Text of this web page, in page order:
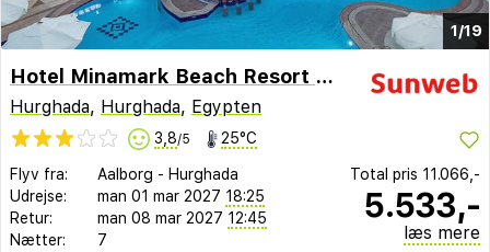
1/19
Hotel Minamark Beach Resort & Spa
Hurghada, Hurghada, Egypten
3,8/5 25°C
Flyv fra: Aalborg - Hurghada
Udrejse:
man 01 mar 2027 18:25
Retur:
man 08 mar 2027 12:45
Nætter:
7
Total pris 11.066,-
5.533,-
læs mere